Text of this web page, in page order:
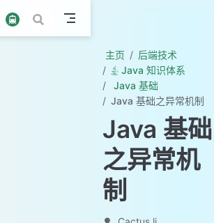
主页
后端技术
Java 知识体系
Java 基础
Java 基础之异常机制
Java 基础
之异常机
制